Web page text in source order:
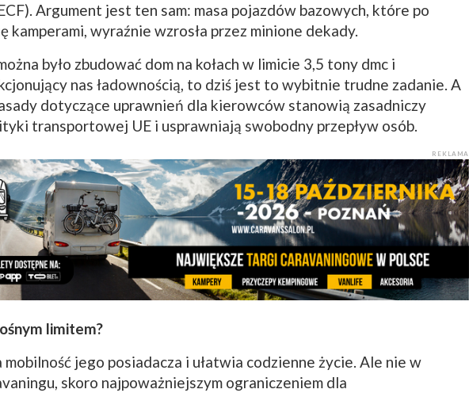
Argument jest ten sam: masa pojazdów bazowych, które po
kamperami, wyraźnie wzrosła przez minione dekady.
było zbudować dom na kołach w limicie 3,5 tony dmc i
nas ładownością, to dziś jest to wybitnie trudne zadanie. A
dotyczące uprawnień dla kierowców stanowią zasadniczy
transportowej UE i usprawniają swobodny przepływ osób.
REKLAMA
limitem?
jego posiadacza i ułatwia codzienne życie. Ale nie w
skoro najpoważniejszym ograniczeniem dla